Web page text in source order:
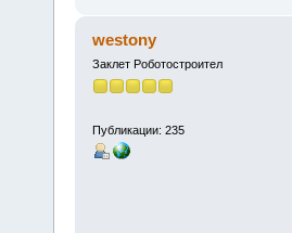
westony
Заклет Роботостроител
Публикации: 235